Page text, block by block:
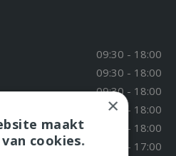
09:30 - 18:00
09:30 - 18:00
09:30 - 18:00
09:30 - 18:00
09:30 - 18:00
09:30 - 17:00
×
maakt
cookies.